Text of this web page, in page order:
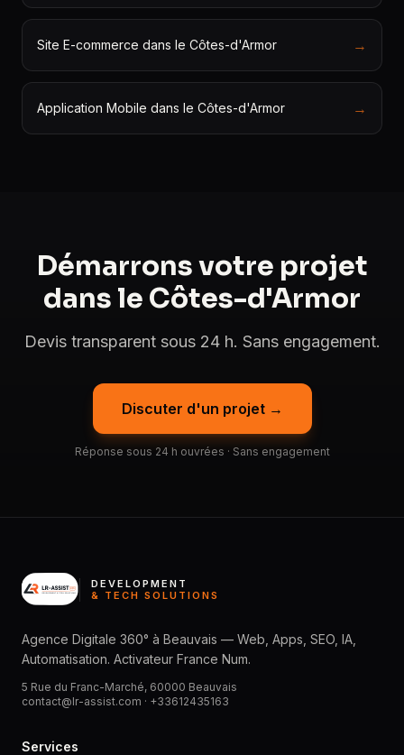
Site E-commerce dans le Côtes-d'Armor →
Application Mobile dans le Côtes-d'Armor →
Démarrons votre projet
dans le Côtes-d'Armor
Devis transparent sous 24 h. Sans engagement.
Discuter d'un projet →
Réponse sous 24 h ouvrées · Sans engagement
DEVELOPMENT
& TECH SOLUTIONS
Agence Digitale 360° à Beauvais — Web, Apps, SEO, IA,
Automatisation. Activateur France Num.
5 Rue du Franc-Marché, 60000 Beauvais
contact@lr-assist.com · +33612435163
Services